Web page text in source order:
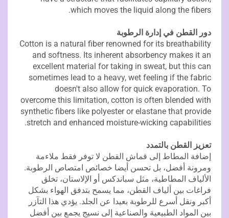
which moves the liquid along the fibers.
دور القطن في إدارة الرطوبة
Cotton is a natural fiber renowned for its breathability
and softness. Its inherent absorbency makes it an
excellent material for taking in sweat, but this can
sometimes lead to a heavy, wet feeling if the fabric
doesn't also allow for quick evaporation. To
overcome this limitation, cotton is often blended with
synthetic fibers like polyester or elastane that provide
stretch and enhanced moisture-wicking capabilities.
تعزيز القطن بالتمدد
إضافة المطاط إلى قماش القطن لا توفر فقط ملاءمة
ومرونة أفضل، بل تحسن أيضا خصائص امتصاص الرطوبة.
الألياف المطاطية، مثل سباندكس أو الإلاستان، تخلق
فراغات بين ألياف القطن، مما يسمح بتدفق الهواء بشكل
أكبر ونقل أسرع للرطوبة بعيدا عن الجلد. يؤدي هذا التآزر
بين المواد الطبيعية والصناعية إلى نسيج يجمع بين أفضل